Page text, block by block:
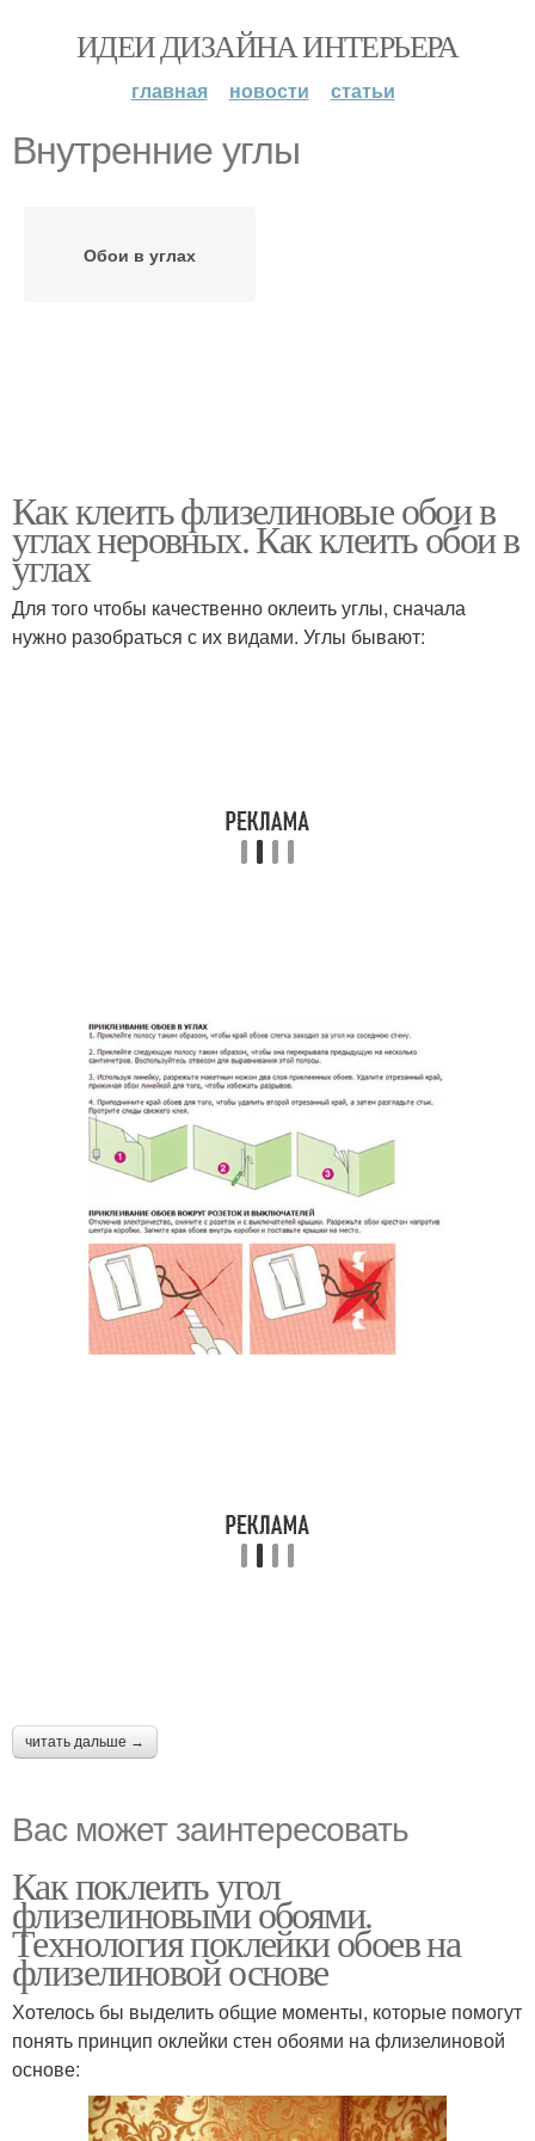
ИДЕИ ДИЗАЙНА ИНТЕРЬЕРА
главная новости статьи
Внутренние углы
Обои в углах
Как клеить флизелиновые обои в
углах неровных. Как клеить обои в
углах
Для того чтобы качественно оклеить углы, сначала
нужно разобраться с их видами. Углы бывают:
читать дальше →
Вас может заинтересовать
Как поклеить угол
флизелиновыми обоями.
Технология поклейки обоев на
флизелиновой основе
Хотелось бы выделить общие моменты, которые помогут
понять принцип оклейки стен обоями на флизелиновой
основе: